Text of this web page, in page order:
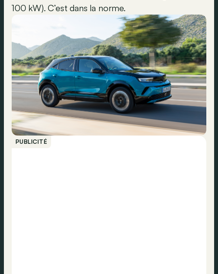
100 kW). C’est dans la norme.
PUBLICITÉ